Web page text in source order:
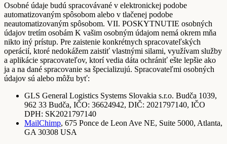
Osobné údaje budú spracovávané v elektronickej podobe
automatizovaným spôsobom alebo v tlačenej podobe
neautomatizovaným spôsobom. VII. POSKYTNUTIE osobných
údajov tretím osobám K vašim osobným údajom nemá okrem mňa
nikto iný prístup. Pre zaistenie konkrétnych spracovateľských
operácií, ktoré nedokážem zaistiť vlastnými silami, využívam služby
a aplikácie spracovateľov, ktorí vedia dáta ochrániť ešte lepšie ako
ja a na dané spracovanie sa špecializujú. Spracovateľmi osobných
údajov sú alebo môžu byť:
GLS General Logistics Systems Slovakia s.r.o. Budča 1039,
962 33 Budča, IČO: 36624942, DIČ: 2021797140, IČO
DPH: SK2021797140
MailChimp, 675 Ponce de Leon Ave NE, Suite 5000, Atlanta,
GA 30308 USA